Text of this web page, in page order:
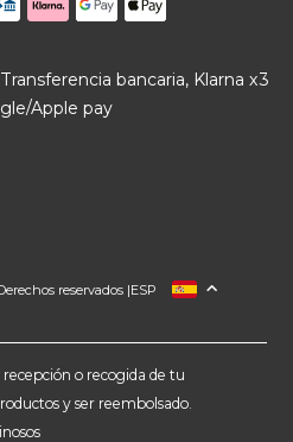
bancaria, Klarna x3
Apple pay
reservados |
FRANCIA
ALEMANIA
PAÍSES BAJOS
ESP
o recogida de tu
y ser reembolsado.